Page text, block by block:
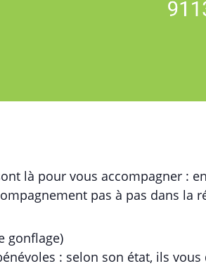
là pour vous accompagner :
pas à pas dans la
gonflage)
: selon son état, ils vous